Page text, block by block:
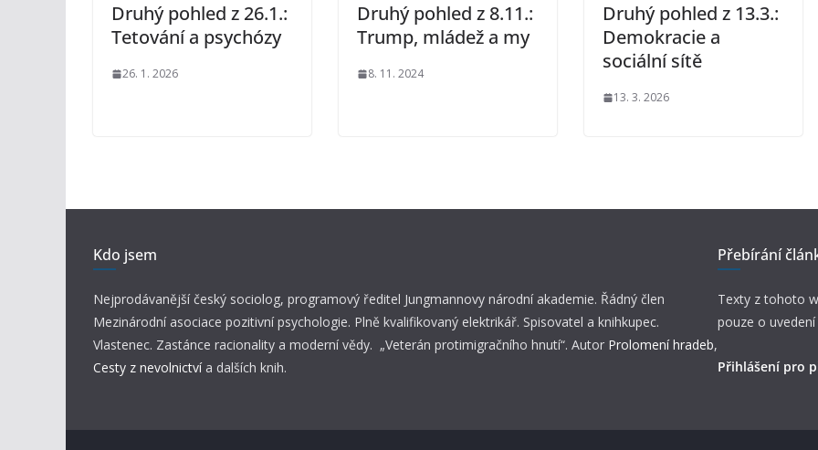
Druhý pohled z 26.1.:
Tetování a psychózy
26. 1. 2026
Druhý pohled z 8.11.:
Trump, mládež a my
8. 11. 2024
Druhý pohled z 13.3.:
Demokracie a
sociální sítě
13. 3. 2026
Kdo jsem
Nejprodávanější český sociolog, programový ředitel Jungmannovy národní akademie. Řádný člen
Mezinárodní asociace pozitivní psychologie. Plně kvalifikovaný elektrikář. Spisovatel a knihkupec.
Vlastenec. Zastánce racionality a moderní vědy. „Veterán protimigračního hnutí“. Autor Prolomení hradeb,
Cesty z nevolnictví a dalších knih.
Přebírání
Texty z tohoto
pouze o
Přihlášení pro